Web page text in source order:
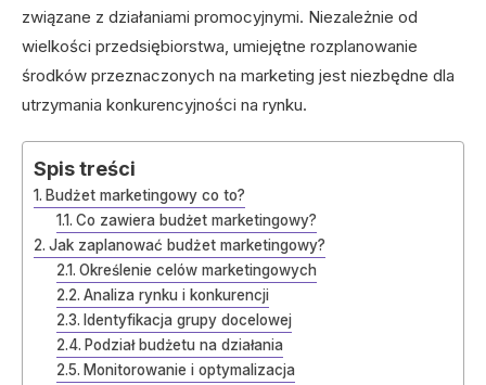
związane z działaniami promocyjnymi. Niezależnie od
wielkości przedsiębiorstwa, umiejętne rozplanowanie
środków przeznaczonych na marketing jest niezbędne dla
utrzymania konkurencyjności na rynku.
Spis treści
Budżet marketingowy co to?
Co zawiera budżet marketingowy?
Jak zaplanować budżet marketingowy?
Określenie celów marketingowych
Analiza rynku i konkurencji
Identyfikacja grupy docelowej
Podział budżetu na działania
Monitorowanie i optymalizacja